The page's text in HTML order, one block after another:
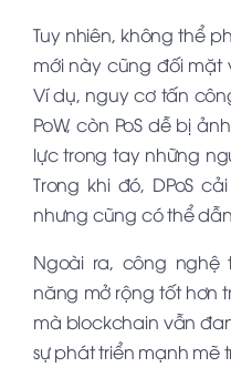
Tuy nhiên, không thể
mới này cũng đối mặt
Ví dụ, nguy cơ tấn
PoW, còn PoS dễ bị
lực trong tay những
Trong khi đó, DPoS
nhưng cũng có thể dẫn
Ngoài ra, công nghệ
năng mở rộng tốt hơn
mà blockchain vẫn
sự phát triển mạnh mẽ